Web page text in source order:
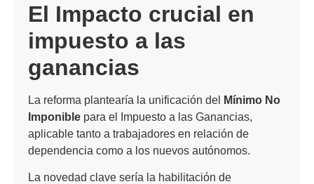
El Impacto crucial en
impuesto a las
ganancias
La reforma plantearía la unificación del
Mínimo No
Imponible para el Impuesto a las Ganancias,
aplicable tanto a trabajadores en relación de
dependencia como a los nuevos autónomos.
La novedad clave sería la habilitación de